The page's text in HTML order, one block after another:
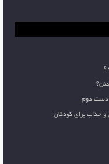
دست دوم
و جذاب برای کودکان